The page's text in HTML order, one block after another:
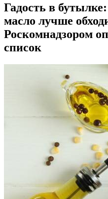
Гадость в
масло лучше
Роскомнадзором
список